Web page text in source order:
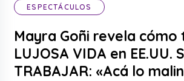
ESPECTÁCULOS
Mayra Goñi revela cómo
LUJOSA VIDA en EE.UU.
TRABAJAR: «Acá lo